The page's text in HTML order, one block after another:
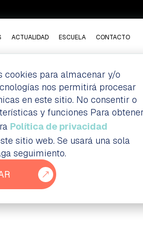
cookies para almacenar y/o
nos permitirá procesar
en este sitio. No consentir o
y funciones Para
Política de privacidad
sitio web. Se usará una sola
seguimiento.
ACTUALIDAD ESCUELA CONTACTO